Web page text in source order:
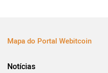
Mapa do Portal Webitcoin
Notícias